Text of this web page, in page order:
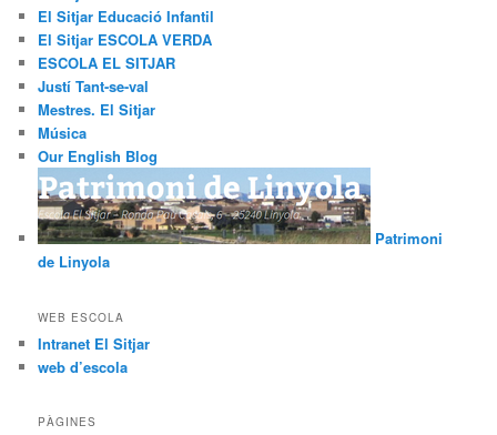
El Sitjar Educació Infantil
El Sitjar ESCOLA VERDA
ESCOLA EL SITJAR
Justí Tant-se-val
Mestres. El Sitjar
Música
Our English Blog
Patrimoni
de Linyola
WEB ESCOLA
Intranet El Sitjar
web d’escola
PÀGINES